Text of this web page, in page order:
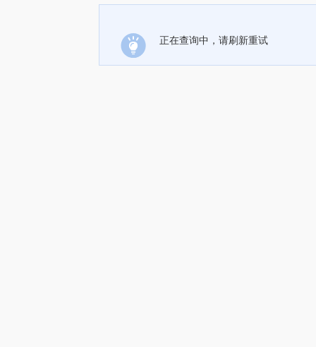
正在查询中，请刷新重试